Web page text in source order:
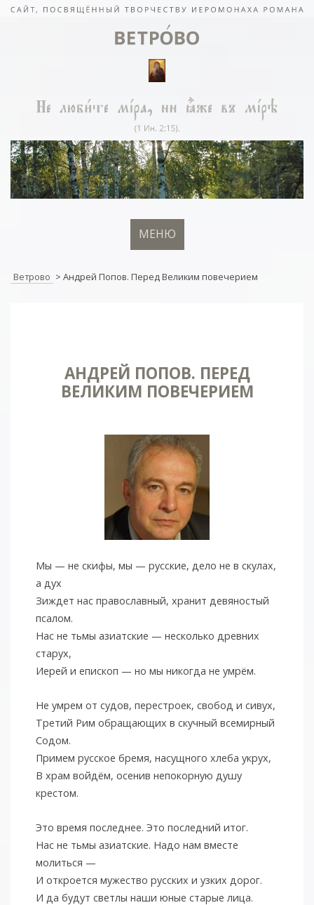
МЕНЮ
Ветрово > Андрей Попов. Перед Великим повечерием
АНДРЕЙ ПОПОВ. ПЕРЕД
ВЕЛИКИМ ПОВЕЧЕРИЕМ
Мы — не скифы, мы — русские, дело не в скулах,
а дух
Зиждет нас православный, хранит девяностый
псалом.
Нас не тьмы азиатские — несколько древних
старух,
Иерей и епископ — но мы никогда не умрём.
Не умрем от судов, перестроек, свобод и сивух,
Третий Рим обращающих в скучный всемирный
Содом.
Примем русское бремя, насущного хлеба укрух,
В храм войдём, осенив непокорную душу
крестом.
Это время последнее. Это последний итог.
Нас не тьмы азиатские. Надо нам вместе
молиться —
И откроется мужество русских и узких дорог.
И да будут светлы наши юные старые лица.